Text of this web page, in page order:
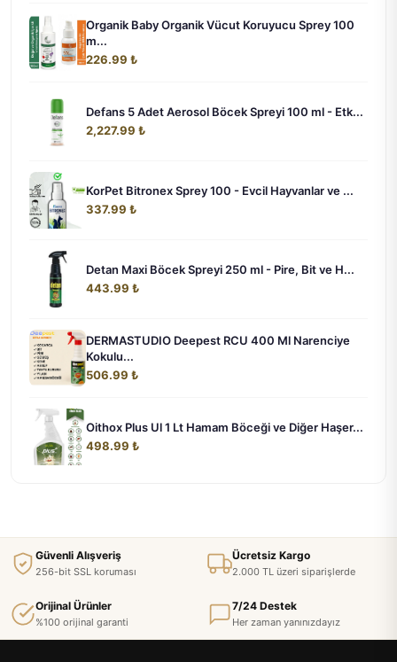
Organik Baby Organik Vücut Koruyucu Sprey 100
m...
226.99 ₺
Defans 5 Adet Aerosol Böcek Spreyi 100 ml - Etk...
2,227.99 ₺
KorPet Bitronex Sprey 100 - Evcil Hayvanlar ve ...
337.99 ₺
Detan Maxi Böcek Spreyi 250 ml - Pire, Bit ve H...
443.99 ₺
DERMASTUDIO Deepest RCU 400 Ml Narenciye
Kokulu...
506.99 ₺
Oithox Plus Ul 1 Lt Hamam Böceği ve Diğer Haşer...
498.99 ₺
Güvenli Alışveriş
256-bit SSL koruması
Ücretsiz Kargo
2.000 TL üzeri siparişlerde
Orijinal Ürünler
%100 orijinal garanti
7/24 Destek
Her zaman yanınızdayız